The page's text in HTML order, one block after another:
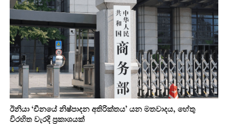
ඊනියා ‘චීනයේ නිෂ්පාදන අතිරික්තය’ යන මතවාදය, හේතු
විරහිත වැරදි ප්‍රකාශයක්